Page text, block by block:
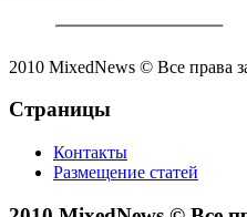
2010 MixedNews © Все права
Страницы
Контакты
Размещение статей